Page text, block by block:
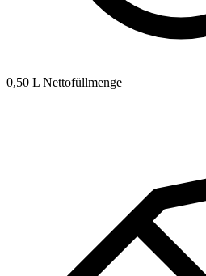
0,50 L Nettofüllmenge